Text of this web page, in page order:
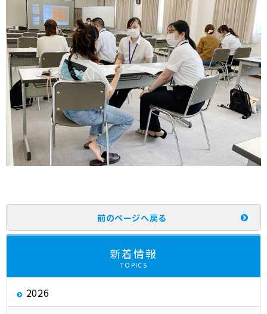
前のページへ戻る
新着情報
TOPICS
2026